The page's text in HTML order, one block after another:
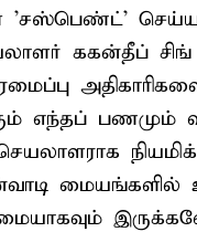
'சஸ்பெண்ட்'
ககன்தீப் சிங்
எந்தப் பணமும்